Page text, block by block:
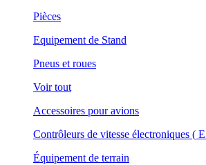
Pièces
Equipement de Stand
Pneus et roues
Voir tout
Accessoires pour avions
Contrôleurs de vitesse électroniques (
Équipement de terrain